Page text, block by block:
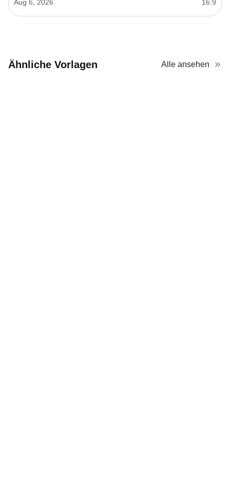
Aug 6, 2026 16:9
Ähnliche Vorlagen Alle ansehen